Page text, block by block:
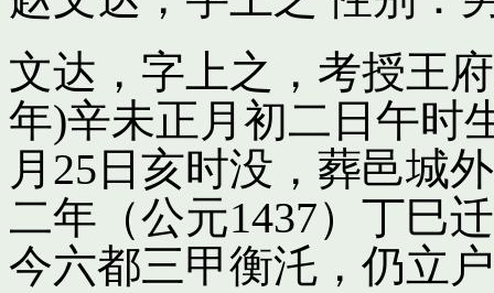
文达，字上之，考授王
年)辛未正月初二日午时
月25日亥时没，葬邑城
二年（公元1437）丁巳
今六都三甲衡汑，仍立